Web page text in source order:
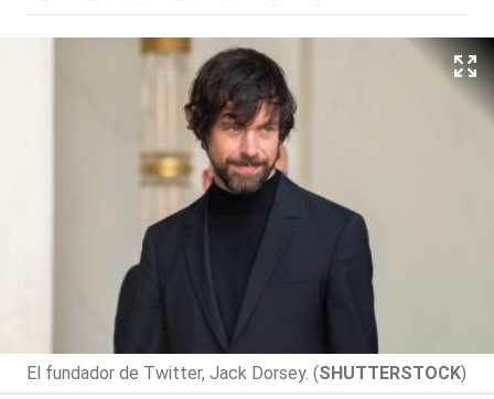
El fundador de Twitter, Jack Dorsey. (SHUTTERSTOCK)